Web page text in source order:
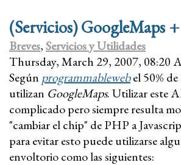
(Servicios) GoogleMaps
Breves,Servicios y Utilidades
Thursday, March 29, 2007, 08:20
Según programmablewebel 50% de
utilizan GoogleMaps. Utilizar este
complicado pero siempre resulta
"cambiar el chip" de PHP a
para evitar esto puede utilizarse
envoltorio como las siguientes: